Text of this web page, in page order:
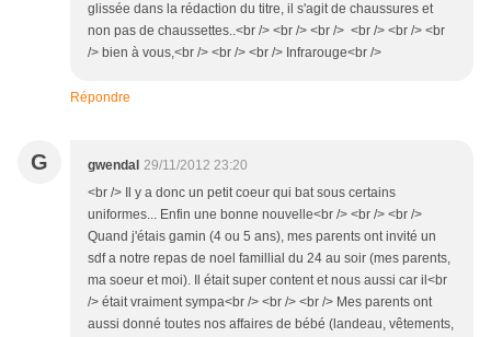
glissée dans la rédaction du titre, il s'agit de chaussures et
non pas de chaussettes..<br /> <br /> <br /> <br /> <br /> <br
/> bien à vous,<br /> <br /> <br /> Infrarouge<br />
Répondre
G gwendal 29/11/2012 23:20
<br /> Il y a donc un petit coeur qui bat sous certains
uniformes... Enfin une bonne nouvelle<br /> <br /> <br />
Quand j'étais gamin (4 ou 5 ans), mes parents ont invité un
sdf a notre repas de noel famillial du 24 au soir (mes parents,
ma soeur et moi). Il était super content et nous aussi car il<br
/> était vraiment sympa<br /> <br /> <br /> Mes parents ont
aussi donné toutes nos affaires de bébé (landeau, vêtements,